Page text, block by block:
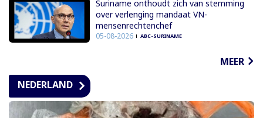
Suriname onthoudt zich van stemming
over verlenging mandaat VN-
mensenrechtenchef
05-08-2026 ABC-SURINAME
MEER
NEDERLAND